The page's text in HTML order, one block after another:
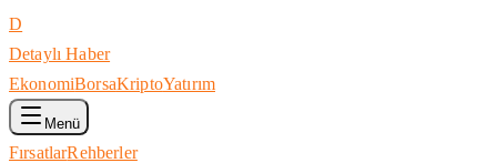
D
Detaylı Haber
EkonomiBorsaKriptoYatırım
Menü
FırsatlarRehberler